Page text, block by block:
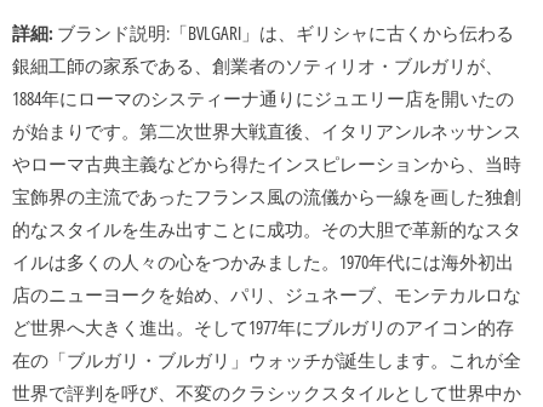
詳細: ブランド説明:「BVLGARI」は、ギリシャに古くから伝わる
銀細工師の家系である、創業者のソティリオ・ブルガリが、
1884年にローマのシスティーナ通りにジュエリー店を開いたの
が始まりです。第二次世界大戦直後、イタリアンルネッサンス
やローマ古典主義などから得たインスピレーションから、当時
宝飾界の主流であったフランス風の流儀から一線を画した独創
的なスタイルを生み出すことに成功。その大胆で革新的なスタ
イルは多くの人々の心をつかみました。1970年代には海外初出
店のニューヨークを始め、パリ、ジュネーブ、モンテカルロな
ど世界へ大きく進出。そして1977年にブルガリのアイコン的存
在の「ブルガリ・ブルガリ」ウォッチが誕生します。これが全
世界で評判を呼び、不変のクラシックスタイルとして世界中か